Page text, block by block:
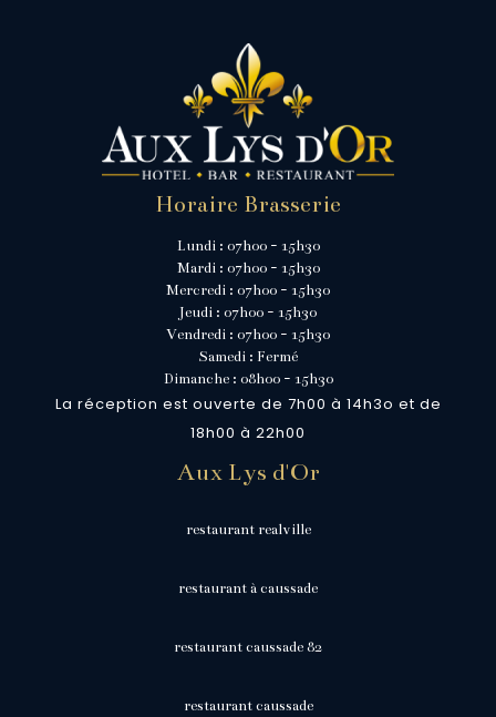
Horaire Brasserie
Lundi : 07h00 - 15h30
Mardi : 07h00 - 15h30
Mercredi : 07h00 - 15h30
Jeudi : 07h00 - 15h30
Vendredi : 07h00 - 15h30
Samedi : Fermé
Dimanche : 08h00 - 15h30
La réception est ouverte de 7h00 à 14h3o et de
18h00 à 22h00
Aux Lys d'Or
restaurant realville
restaurant à caussade
restaurant caussade 82
restaurant caussade